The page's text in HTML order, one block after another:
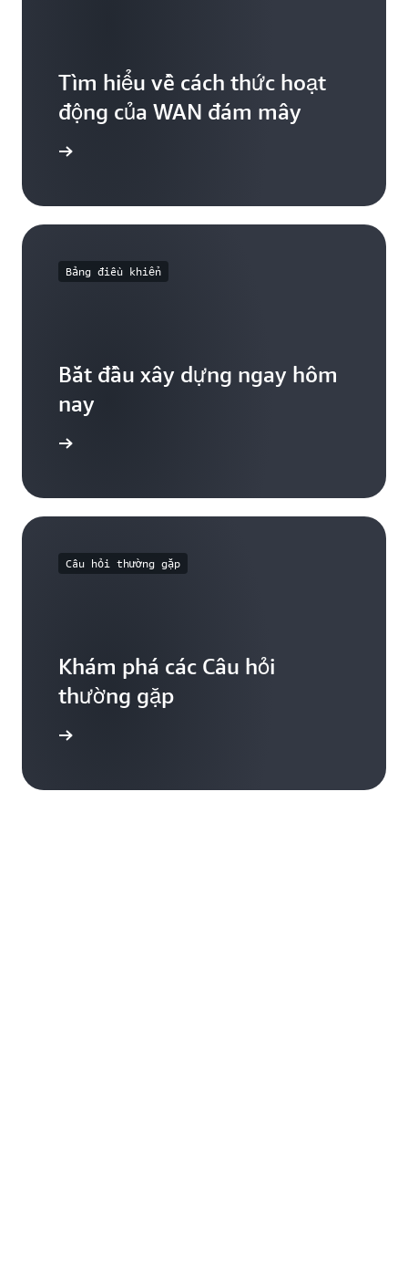
Tìm hiểu về cách thức hoạt
động của WAN đám mây
Bảng điều khiển
Bắt đầu xây dựng ngay hôm
nay
Câu hỏi thường gặp
Khám phá các Câu hỏi
thường gặp